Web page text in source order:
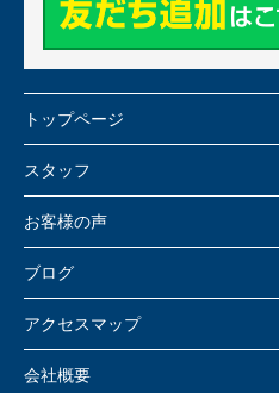
トップページ
スタッフ
お客様の声
ブログ
アクセスマップ
会社概要